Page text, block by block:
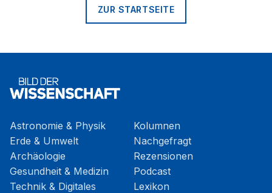
ZUR STARTSEITE
Astronomie & Physik
Erde & Umwelt
Archäologie
Gesundheit & Medizin
Technik & Digitales
Kolumnen
Nachgefragt
Rezensionen
Podcast
Lexikon